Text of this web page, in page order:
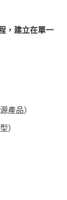
，建立在單一
產品）
）